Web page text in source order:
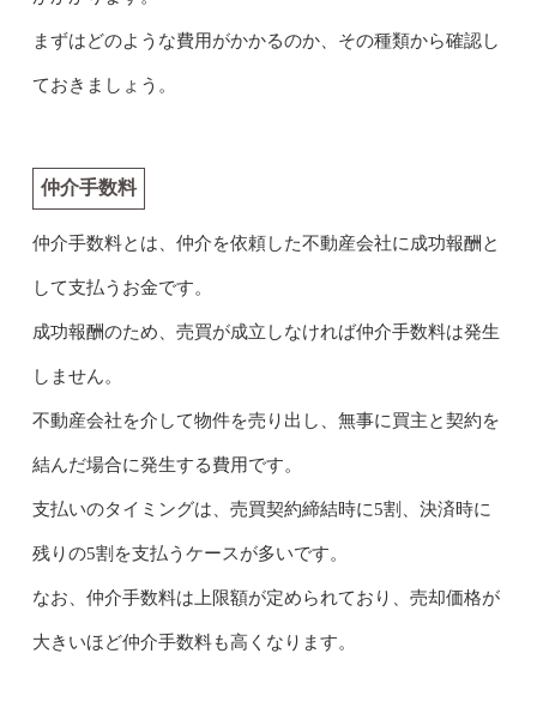
まずはどのような費用がかかるのか、その種類から確認し
ておきましょう。
仲介手数料
仲介手数料とは、仲介を依頼した不動産会社に成功報酬と
して支払うお金です。
成功報酬のため、売買が成立しなければ仲介手数料は発生
しません。
不動産会社を介して物件を売り出し、無事に買主と契約を
結んだ場合に発生する費用です。
支払いのタイミングは、売買契約締結時に5割、決済時に
残りの5割を支払うケースが多いです。
なお、仲介手数料は上限額が定められており、売却価格が
大きいほど仲介手数料も高くなります。